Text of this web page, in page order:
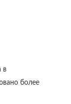
в
более